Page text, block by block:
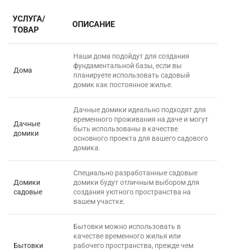
УСЛУГА/
ТОВАР
ОПИСАНИЕ
Дома
Наши дома подойдут для создания
фундаментальной базы, если вы
планируете использовать садовый
домик как постоянное жилье.
Дачные
домики
Дачные домики идеально подходят для
временного проживания на даче и могут
быть использованы в качестве
основного проекта для вашего садового
домика.
Домики
садовые
Специально разработанные садовые
домики будут отличным выбором для
создания уютного пространства на
вашем участке.
Бытовки
Бытовки можно использовать в
качестве временного жилья или
рабочего пространства, прежде чем